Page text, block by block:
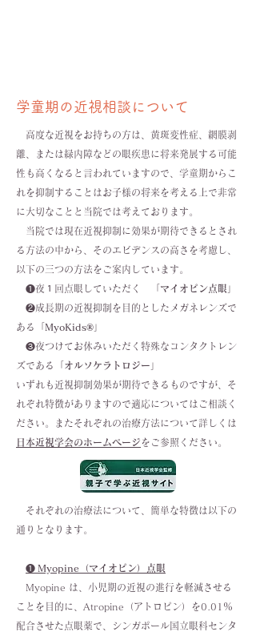
学童期の近視相談について
高度な近視をお持ちの方は、黄斑変性症、網膜剥
離、または緑内障などの眼疾患に将来発展する可能
性も高くなると言われていますので、学童期からこ
れを抑制することはお子様の将来を考える上で非常
に大切なことと当院では考えております。
当院では現在近視抑制に効果が期待できるとされ
る方法の中から、そのエビデンスの高さを考慮し、
以下の三つの方法をご案内しています。
❶夜１回点眼していただく 「 マイオピン点眼 」
❷成長期の近視抑制を目的としたメガネレンズで
ある「 MyoKids®︎」
❸夜つけてお休みいただく特殊なコンタクトレン
ズである「 オルソケラトロジー 」
いずれも近視抑制効果が期待できるものですが、そ
れぞれ特徴がありますので適応についてはご相談く
ださい。またそれぞれの治療方法について詳しくは
日本近視学会のホームページをご参照ください。
​ それぞれの治療法について、簡単な特徴は以下の
通りとなります。
❶ Myopine（マイオピン）点眼
Myopine は、小児期の近視の進行を軽減させる
ことを目的に、Atropine（アトロピン）を0.01％
配合させた点眼薬で、シンガポール国立眼科センタ